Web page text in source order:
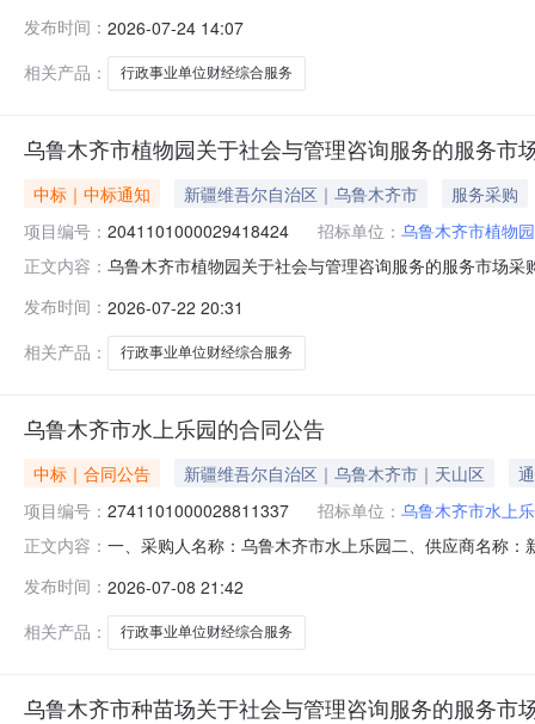
务、内控系统、政府财务报告、资产清查服务、财经系
人名称：乌鲁木齐
发布时间： 2026-07-24 14:07
相关产品：
行政事业单位财经综合服务
乌鲁木齐市植物园关于社会与管理咨询服务的服务市
中标｜中标通知 新疆维吾尔自治区｜乌鲁木齐市
服务采购
项目编号： 2041101000029418424 招标单位： 乌鲁木齐市植物园
正文内容： 乌鲁木齐市植物园关于社会与管理咨询服务的服务市场
项目所在行政区划编码:650199项目所在行政区划名称:
发布时间： 2026-07-22 20:31
相关产品：
行政事业单位财经综合服务
乌鲁木齐市水上乐园的合同公告
中标｜合同公告 新疆维吾尔自治区｜乌鲁木齐市｜天山区
项目编号： 2741101000028811337 招标单位： 乌鲁木齐市水上
正文内容： 一、采购人名称：乌鲁木齐市水上乐园二、供应商名称
务、内控系统、政府财务报告、资产清查服务、财经系
人名称：乌鲁
发布时间： 2026-07-08 21:42
相关产品：
行政事业单位财经综合服务
乌鲁木齐市种苗场关于社会与管理咨询服务的服务市